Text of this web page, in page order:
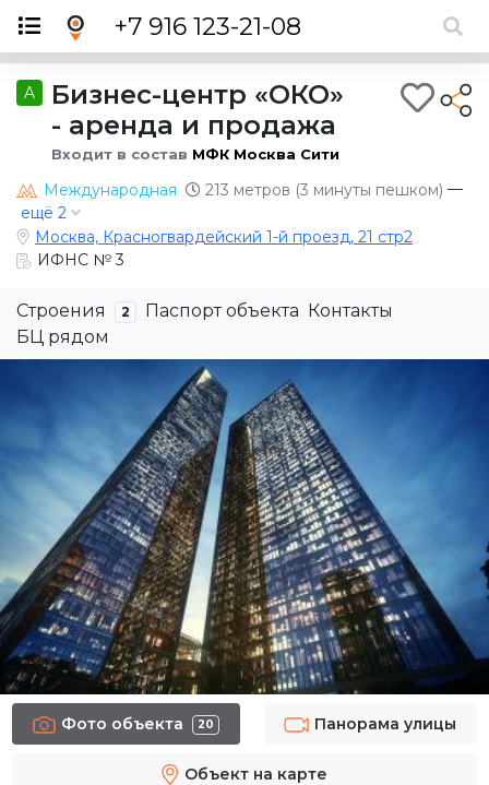
+7 916 123-21-08
A
Бизнес-центр «ОКО»
- аренда и продажа
Входит в состав МФК Москва Сити
Международная 213 метров (3 минуты пешком) —
ещё 2
Москва, Красногвардейский 1-й проезд, 21 стр2
ИФНС № 3
Строения 2 Паспорт объекта
Контакты
БЦ рядом
Фото объекта 20 Панорама улицы
Объект на карте